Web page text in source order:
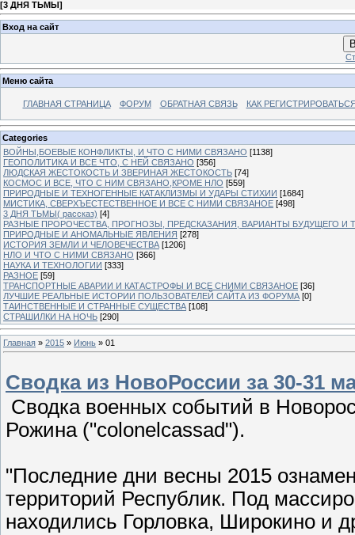
[3 ДНЯ ТЬМЫ]
Вход на сайт
Меню сайта
ГЛАВНАЯ СТРАНИЦА ФОРУМ ОБРАТНАЯ СВЯЗЬ КАК
Categories
ВОЙНЫ,БОЕВЫЕ КОНФЛИКТЫ, И ЧТО С НИМИ СВЯЗАНО [1138]
ГЕОПОЛИТИКА И ВСЕ ЧТО, С НЕЙ СВЯЗАНО [356]
ЛЮДСКАЯ ЖЕСТОКОСТЬ И ЗВЕРИНАЯ ЖЕСТОКОСТЬ [74]
КОСМОС И ВСЕ, ЧТО С НИМ СВЯЗАНО,КРОМЕ НЛО [559]
ПРИРОДНЫЕ И ТЕХНОГЕННЫЕ КАТАКЛИЗМЫ И УДАРЫ СТИХИИ [1684]
МИСТИКА, СВЕРХЪЕСТЕСТВЕННОЕ И ВСЕ С НИМИ СВЯЗАНОЕ [498]
3 ДНЯ ТЬМЫ( рассказ) [4]
РАЗНЫЕ ПРОРОЧЕСТВА, ПРОГНОЗЫ, ПРЕДСКАЗАНИЯ, ВАРИАНТЫ БУДУЩЕГО И
ПРИРОДНЫЕ И АНОМАЛЬНЫЕ ЯВЛЕНИЯ [278]
ИСТОРИЯ ЗЕМЛИ И ЧЕЛОВЕЧЕСТВА [1206]
НЛО И ЧТО С НИМИ СВЯЗАНО [366]
НАУКА И ТЕХНОЛОГИИ [333]
РАЗНОЕ [59]
ТРАНСПОРТНЫЕ АВАРИИ И КАТАСТРОФЫ И ВСЕ СНИМИ СВЯЗАНОЕ [36]
ЛУЧШИЕ РЕАЛЬНЫЕ ИСТОРИИ ПОЛЬЗОВАТЕЛЕЙ САЙТА ИЗ ФОРУМА [0]
ТАИНСТВЕННЫЕ И СТРАННЫЕ СУЩЕСТВА [108]
СТРАШИЛКИ НА НОЧЬ [290]
Главная » 2015 » Июнь » 01
Сводка из НовоРоссии за 30-31
Сводка военных событий в
Рожина ("cоlonelcassad").
"Последние дни весны 2015
территорий Республик. Под
находились Горловка, Широкино и